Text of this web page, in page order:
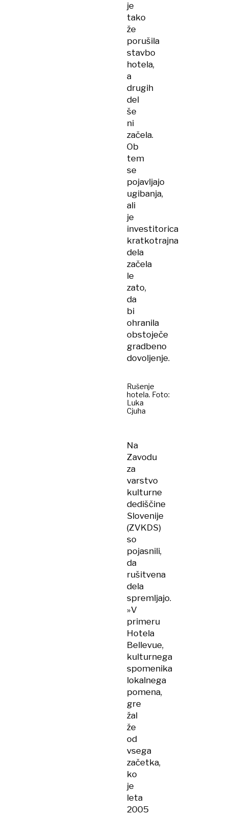
je
tako
že
porušila
stavbo
hotela,
a
drugih
del
še
ni
začela.
Ob
tem
se
pojavljajo
ugibanja,
ali
je
investitorica
kratkotrajna
dela
začela
le
zato,
da
bi
ohranila
obstoječe
gradbeno
dovoljenje.
Rušenje
hotela. Foto:
Luka
Cjuha
Na
Zavodu
za
varstvo
kulturne
dediščine
Slovenije
(ZVKDS)
so
pojasnili,
da
rušitvena
dela
spremljajo.
»V
primeru
Hotela
Bellevue,
kulturnega
spomenika
lokalnega
pomena,
gre
žal
že
od
vsega
začetka,
ko
je
leta
2005